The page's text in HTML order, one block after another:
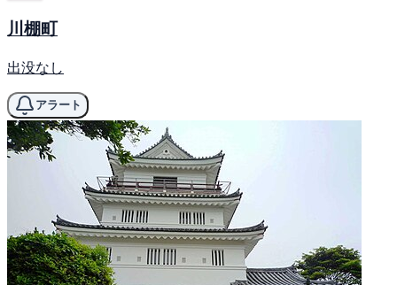
川棚町
出没なし
アラート